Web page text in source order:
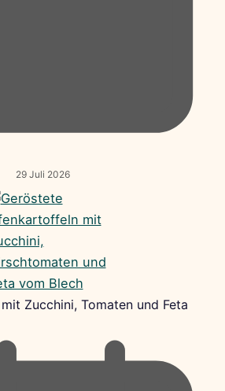
29 Juli 2026
Zucchini, Tomaten und Feta